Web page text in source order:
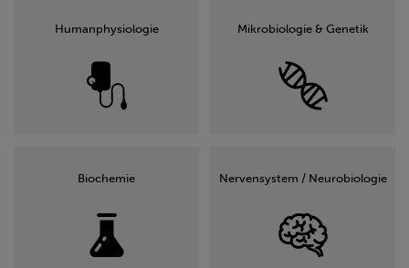
Humanphysiologie Mikrobiologie & Genetik
Biochemie Nervensystem / Neurobiologie